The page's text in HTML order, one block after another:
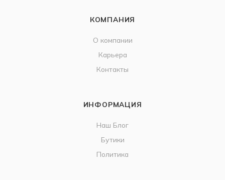
КОМПАНИЯ
О компании
Карьера
Контакты
ИНФОРМАЦИЯ
Наш Блог
Бутики
Политика